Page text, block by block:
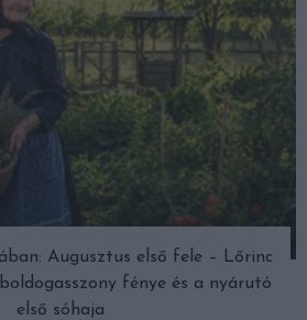
Augusztus első fele – Lőrinc
fénye és a nyárutó
első sóhaja